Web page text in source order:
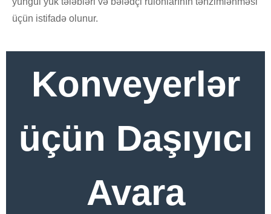
üçün istifadə olunur.
Konveyerlər
üçün Daşıyıcı
Avara